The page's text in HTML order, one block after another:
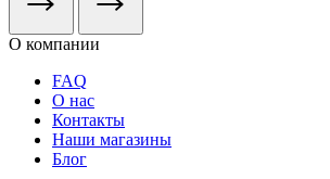
О компании
FAQ
О нас
Контакты
Наши магазины
Блог